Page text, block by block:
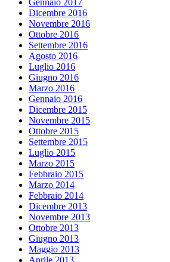
Dicembre 2016
Novembre 2016
Ottobre 2016
Settembre 2016
Agosto 2016
Luglio 2016
Giugno 2016
Marzo 2016
Gennaio 2016
Dicembre 2015
Novembre 2015
Ottobre 2015
Settembre 2015
Luglio 2015
Marzo 2015
Febbraio 2015
Marzo 2014
Febbraio 2014
Dicembre 2013
Novembre 2013
Ottobre 2013
Giugno 2013
Maggio 2013
Aprile 2013